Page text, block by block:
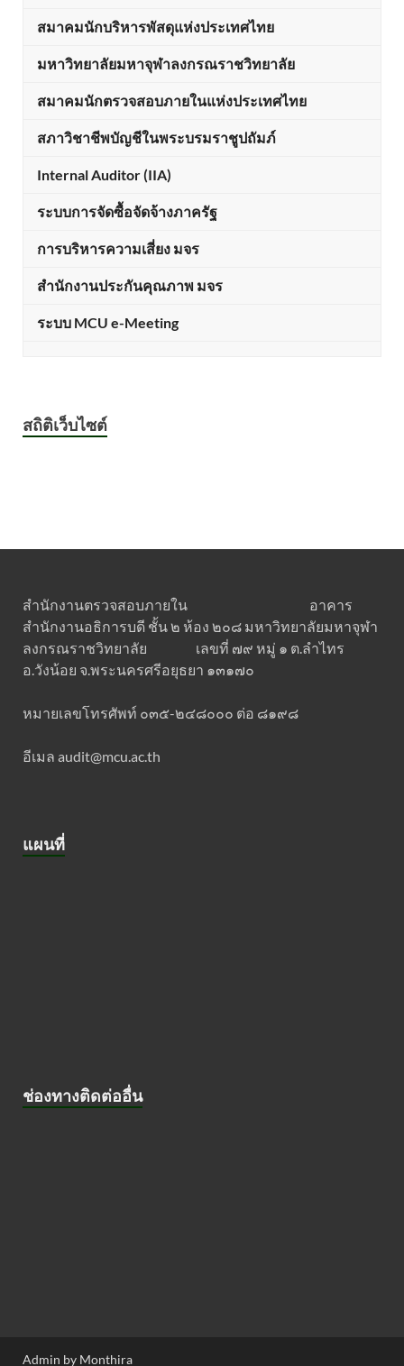
สมาคมนักบริหารพัสดุแห่งประเทศไทย
มหาวิทยาลัยมหาจุฬาลงกรณราชวิทยาลัย
สมาคมนักตรวจสอบภายในแห่งประเทศไทย
สภาวิชาชีพบัญชีในพระบรมราชูปถัมภ์
Internal Auditor (IIA)
ระบบการจัดซื้อจัดจ้างภาครัฐ
การบริหารความเสี่ยง มจร
สำนักงานประกันคุณภาพ มจร
ระบบ MCU e-Meeting
สถิติเว็บไซต์
สำนักงานตรวจสอบภายใน อาคาร
สำนักงานอธิการบดี ชั้น ๒ ห้อง ๒๐๘ มหาวิทยาลัยมหาจุฬา
ลงกรณราชวิทยาลัย เลขที่ ๗๙ หมู่ ๑ ต.ลำไทร
อ.วังน้อย จ.พระนครศรีอยุธยา ๑๓๑๗๐
หมายเลขโทรศัพท์ ๐๓๕-๒๔๘๐๐๐ ต่อ ๘๑๙๘
อีเมล audit@mcu.ac.th
แผนที่
ช่องทางติดต่ออื่น
Admin by Monthira